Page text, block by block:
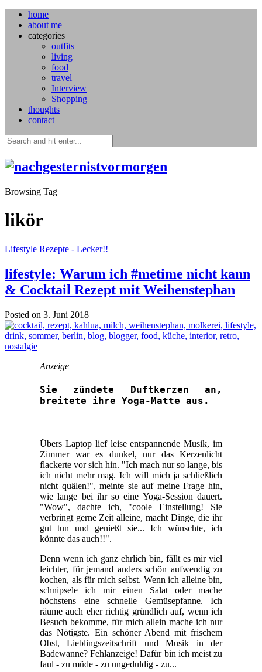
home
about me
categories
outfits
living
food
travel
Interview
Shopping
thoughts
contact
Browsing Tag
likör
Lifestyle Rezepte - Lecker!!
lifestyle: Warum ich #metime nicht kann
& Cocktail Rezept mit Weihenstephan
Posted on 3. Juni 2018
Anzeige
Sie zündete Duftkerzen an,
breitete ihre Yoga-Matte aus.
Übers Laptop lief leise entspannende Musik, im
Zimmer war es dunkel, nur das Kerzenlicht
flackerte vor sich hin. "Ich mach nur so lange, bis
ich nicht mehr mag. Ich will mich ja schließlich
nicht quälen!", meinte sie auf meine Frage hin,
wie lange bei ihr so eine Yoga-Session dauert.
"Wow", dachte ich, "coole Einstellung! Sie
verbringt gerne Zeit alleine, macht Dinge, die ihr
gut tun und genießt sie... Ich wünschte, ich
könnte das auch!!".
Denn wenn ich ganz ehrlich bin, fällt es mir viel
leichter, für jemand anders schön aufwendig zu
kochen, als für mich selbst. Wenn ich alleine bin,
schnipsele ich mir einen Salat oder mache
höchstens eine schnelle Gemüsepfanne. Ich
räume auch eher richtig gründlich auf, wenn ich
Besuch bekomme, für mich allein mache ich nur
das Nötigste. Ein schöner Abend mit frischem
Obst, Lieblingszeitschrift und Musik in der
Badewanne? Fehlanzeige! Dafür bin ich meist zu
faul - zu müde - zu ungeduldig - zu...